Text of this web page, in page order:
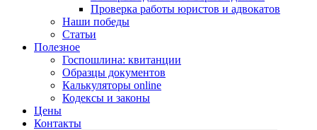
Проверка работы юристов и адвокатов
Наши победы
Статьи
Полезное
Госпошлина: квитанции
Образцы документов
Калькуляторы online
Кодексы и законы
Цены
Контакты